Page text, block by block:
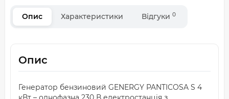
Опис Характеристики Відгуки 0
Опис
Генератор бензиновий GENERGY PANTICOSA S 4